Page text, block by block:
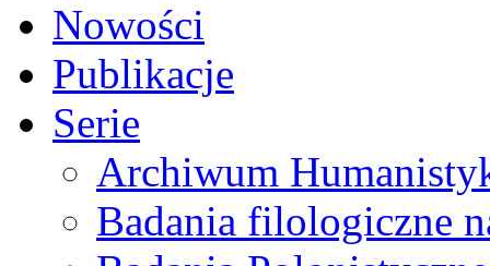
Nowości
Publikacje
Serie
Archiwum
Badania filologiczne